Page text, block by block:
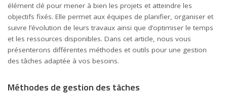
élément clé pour mener à bien les projets et atteindre les
objectifs fixés. Elle permet aux équipes de planifier, organiser et
suivre l’évolution de leurs travaux ainsi que d’optimiser le temps
et les ressources disponibles. Dans cet article, nous vous
présenterons différentes méthodes et outils pour une gestion
des tâches adaptée à vos besoins.
Méthodes de gestion des tâches